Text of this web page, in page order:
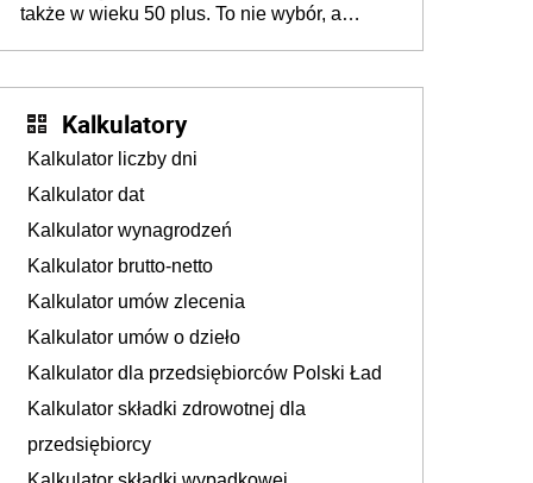
także w wieku 50 plus. To nie wybór, a
Kalkulatory
Kalkulator liczby dni
Kalkulator dat
Kalkulator wynagrodzeń
Kalkulator brutto-netto
Kalkulator umów zlecenia
Kalkulator umów o dzieło
Kalkulator dla przedsiębiorców Polski Ład
Kalkulator składki zdrowotnej dla
przedsiębiorcy